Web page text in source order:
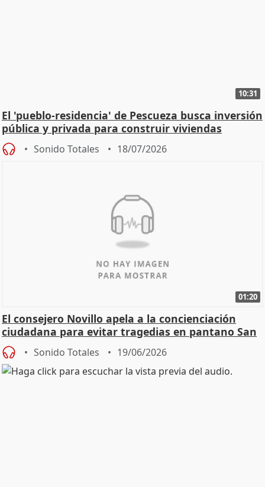
10:31
El 'pueblo-residencia' de Pescueza busca inversión
pública y privada para construir viviendas
Sonido Totales 18/07/2026
01:20
El consejero Novillo apela a la concienciación
ciudadana para evitar tragedias en pantano San
Juan
Sonido Totales 19/06/2026